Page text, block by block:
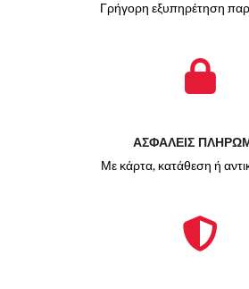
Γρήγορη εξυπηρέτηση
ΑΣΦΑΛΕΙΣ
Με κάρτα, κατάθεση ή